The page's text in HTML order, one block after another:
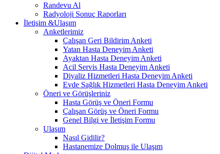
Randevu Al
Radyoloji Sonuç Raporları
İletişim &Ulaşım
Anketlerimiz
Çalışan Geri Bildirim Anketi
Yatan Hasta Deneyim Anketi
Ayaktan Hasta Deneyim Anketi
Acil Servis Hasta Deneyim Anketi
Diyaliz Hizmetleri Hasta Deneyim Anketi
Evde Sağlık Hizmetleri Hasta Deneyim Anketi
Öneri ve Görüşleriniz
Hasta Görüş ve Öneri Formu
Çalışan Görüş ve Öneri Formu
Genel Bilgi ve İletişim Formu
Ulaşım
Nasıl Gidilir?
Hastanemize Dolmuş ile Ulaşım